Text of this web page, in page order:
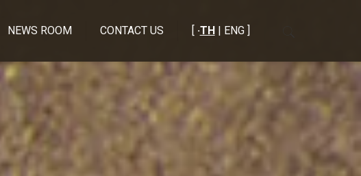
NEWS ROOM CONTACT US [ ·TH| ENG ]